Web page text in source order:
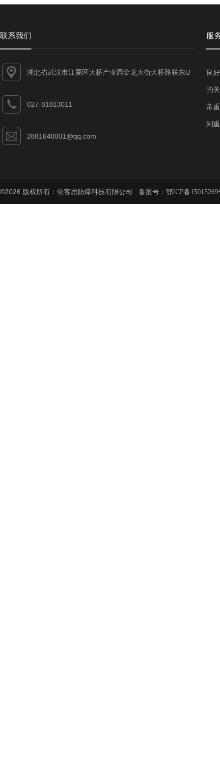
联系我们
湖北省武汉市江夏区大桥产业园金龙大街大桥路联东U
027-81813011
2881640001@qq.com
服
良
的
常
到
©2026 版权所有：依客思防爆科技有限公司 备案号： 鄂ICP备15015269